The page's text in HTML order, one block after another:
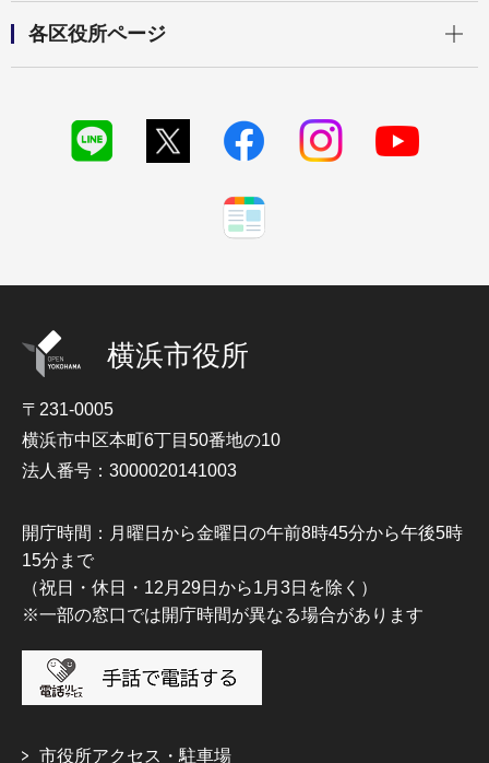
各区役所ページ
横浜市役所
〒231-0005
横浜市中区本町6丁目50番地の10
法人番号：3000020141003
開庁時間：月曜日から金曜日の午前8時45分から午後5時
15分まで
（祝日・休日・12月29日から1月3日を除く）
※一部の窓口では開庁時間が異なる場合があります
市役所アクセス・駐車場